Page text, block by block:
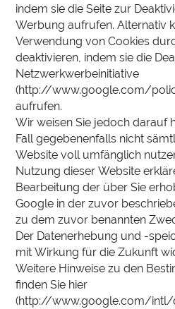
indem sie die Seite zur
Werbung aufrufen. Alternativ
Verwendung von Cookies
deaktivieren, indem sie die
Netzwerkwerbeinitiative
(http://www.google.com/
aufrufen.
Wir weisen Sie jedoch darauf
Fall gegebenenfalls nicht
Website voll umfänglich
Nutzung dieser Website
Bearbeitung der über Sie
Google in der zuvor
zu dem zuvor benannten
Der Datenerhebung und -
mit Wirkung für die Zukunft
Weitere Hinweise zu den
finden Sie hier
(http://www.google.com/